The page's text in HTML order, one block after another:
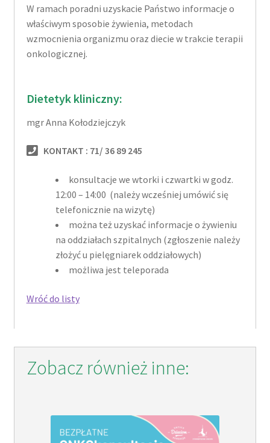
W ramach poradni uzyskacie Państwo informacje o
właściwym sposobie żywienia, metodach
wzmocnienia organizmu oraz diecie w trakcie terapii
onkologicznej.
Dietetyk kliniczny:
mgr Anna Kołodziejczyk
KONTAKT : 71/ 36 89 245
konsultacje we wtorki i czwartki w godz.
12:00 – 14:00 (należy wcześniej umówić się
telefonicznie na wizytę)
można też uzyskać informacje o żywieniu
na oddziałach szpitalnych (zgłoszenie należy
złożyć u pielęgniarek oddziałowych)
możliwa jest teleporada
Wróć do listy
Zobacz również inne: